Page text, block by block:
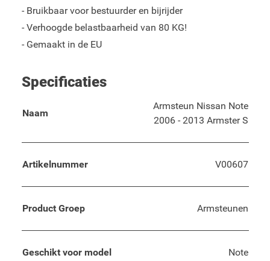
- Bruikbaar voor bestuurder en bijrijder
- Verhoogde belastbaarheid van 80 KG!
- Gemaakt in de EU
Specificaties
Naam
Armsteun Nissan Note
2006 - 2013 Armster S
Artikelnummer V00607
Product Groep Armsteunen
Geschikt voor model Note